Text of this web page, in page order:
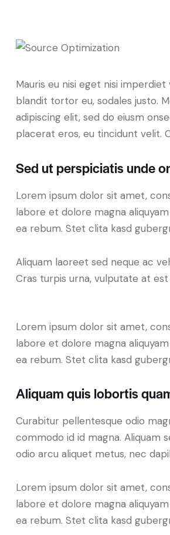
Mauris eu nisi eget nisi imperdiet
blandit tortor eu, sodales justo.
adipiscing elit, sed do eiusm
placerat eros, eu tincidunt velit.
Sed ut perspiciatis unde
Lorem ipsum dolor sit amet,
labore et dolore magna
ea rebum. Stet clita kasd
Aliquam laoreet sed neque ac
Cras turpis urna, vulputate at
Lorem ipsum dolor sit amet,
labore et dolore magna
ea rebum. Stet clita kasd
Aliquam quis lobortis
Curabitur pellentesque odio
commodo id id magna. Aliquam
odio arcu aliquet metus, nec
Lorem ipsum dolor sit amet,
labore et dolore magna
ea rebum. Stet clita kasd